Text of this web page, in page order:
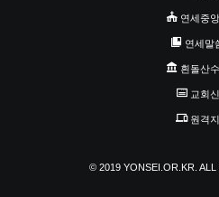
연세중
연세말
흰돌산
교회
원격
© 2019 YONSEI.OR.KR. ALL